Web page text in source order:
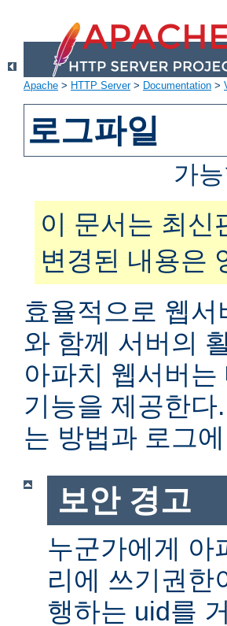
Apache > HTTP Server> Documentation >
로그파일
가
이 문서는 최신
변경된 내용은
효율적으로 웹
와 함께 서버의
아파치 웹서버
기능을 제공한
는 방법과 로그
보안 경고
누군가에게 아
리에 쓰기권한
행하는 uid를